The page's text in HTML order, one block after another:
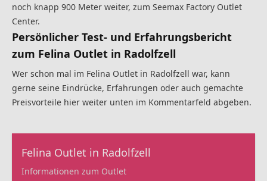
noch knapp 900 Meter weiter, zum Seemax Factory Outlet
Center.
Persönlicher Test- und Erfahrungsbericht
zum Felina Outlet in Radolfzell
Wer schon mal im Felina Outlet in Radolfzell war, kann
gerne seine Eindrücke, Erfahrungen oder auch gemachte
Preisvorteile hier weiter unten im Kommentarfeld abgeben.
Felina Outlet in Radolfzell
Informationen zum Outlet